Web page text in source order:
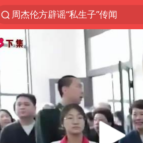
周杰伦方辟谣“私生子”传闻
探寻“技能+”促就业创业新路
李亚鹏向地铁吐血女孩捐99999
被泰航拒载中国乘客：免费改签
台风白海豚或在华东沿海登陆
38岁山东财大教授刘海明逝世
因凡蒂诺首次公开道歉